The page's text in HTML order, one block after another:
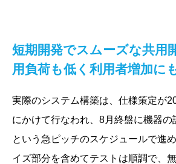
短期開発でスムーズな共
用負荷も低く利用者増加に
実際のシステム構築は、仕様策定が
にかけて行なわれ、8月終盤に機器の
という急ピッチのスケジュールで進
イズ部分を含めてテストは順調で、